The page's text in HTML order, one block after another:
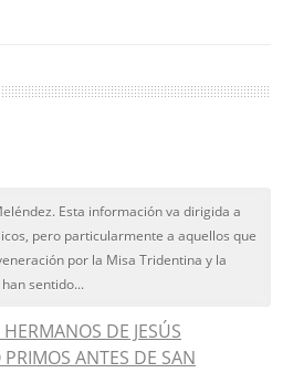
Esta información va dirigida a
pero particularmente a aquellos que
por la Misa Tridentina y la
sentido...
DE JESÚS
ANTES DE SAN